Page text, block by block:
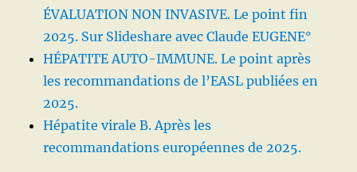
ÉVALUATION NON INVASIVE. Le point fin
2025. Sur Slideshare avec Claude EUGENE°
HÉPATITE AUTO-IMMUNE. Le point après
les recommandations de l’EASL publiées en
2025.
Hépatite virale B. Après les
recommandations européennes de 2025.